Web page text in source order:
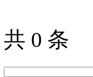
共 0 条